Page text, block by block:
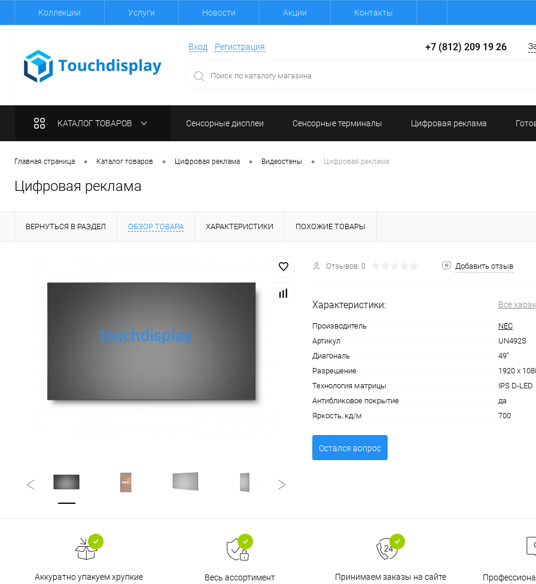
Коллекции Услуги Новости Акции Контакты
Вход Регистрация +7 (812) 209 19 26
КАТАЛОГ ТОВАРОВ Сенсорные дисплеи Сенсорные терминалы Цифровая реклама
Главная страница • Каталог товаров • Цифровая реклама • Видеостены • Цифровая реклама
Цифровая реклама
ВЕРНУТЬСЯ В РАЗДЕЛ ОБЗОР ТОВАРА ХАРАКТЕРИСТИКИ ПОХОЖИЕ ТОВАРЫ
Отзывов: 0 Добавить отзыв
Характеристики: Все
Производитель
NEC
Артикул
UN492S
Диагональ
49"
Разрешение
1920 x
Технология матрицы
IPS D-LED
Антибликовое покрытие
да
Яркость, кд/м
700
Остался вопрос
Аккуратно упакуем хрупкие
Весь ассортимент
Принимаем заказы на сайте